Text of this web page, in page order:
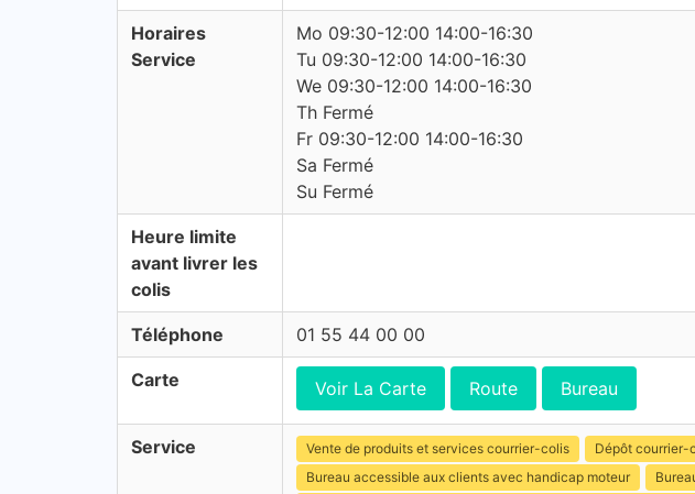
Horaires
Service
Mo 09:30-12:00 14:00-16:30
Tu 09:30-12:00 14:00-16:30
We 09:30-12:00 14:00-16:30
Th Fermé
Fr 09:30-12:00 14:00-16:30
Sa Fermé
Su Fermé
Heure limite
avant livrer les
colis
Téléphone 01 55 44 00 00
Carte Voir La Carte Route Bureau
Service Vente de produits et services courrier-colis Dépôt courrier-
Bureau accessible aux clients avec handicap moteur